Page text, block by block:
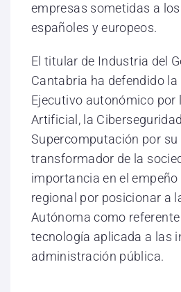
empresas sometidas a
españoles y europeos.
El titular de Industria del
Cantabria ha defendido la
Ejecutivo autonómico por
Artificial, la
Supercomputación por su
transformador de la
importancia en el empeño
regional por posicionar a
Autónoma como
tecnología aplicada a las
administración pública.